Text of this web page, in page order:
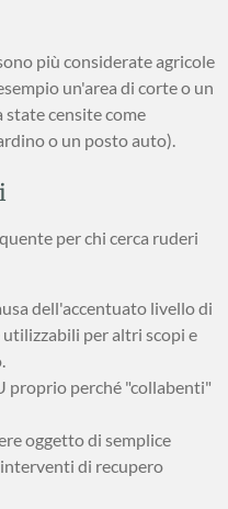
più considerate agricole
un'area di corte o un
state censite come
o un posto auto).
per chi cerca ruderi
dell'accentuato livello di
per altri scopi e
proprio perché "collabenti"
oggetto di semplice
di recupero